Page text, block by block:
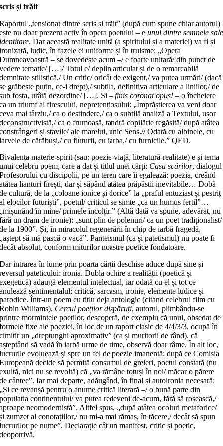
scris și trăit
Raportul „tensionat dintre scris și trăit” (după cum spune chiar autorul)
este nu doar prezent activ în opera poetului – eunul dintre semnele sale
identitare. Dar această realitate unită (a spiritului și a materiei) va fi și
ironizată, ludic, în fazele ei uniforme și în truisme: „Opera
Dumneavoastră – se dovedește acum –/ e foarte unitară/ din punct de
vedere tematic/ […]/ Totul e/ deplin articulat și de o remarcabilă
demnitate stilistică./ Un critic/ oricât de exigent,/ va putea urmări/ (dacă
se grăbește puțin, ce-i drept),/ subtila, definitiva articulare a liniilor,/ de
sub fosta, urâtă dezordine/ […]. Și –finis coronat opus!– o încheiere
ca un triumf al firescului, nepretențiosului: „Împrăștierea va veni doar
ceva mai târziu,/ ca o destindere,/ ca o subtilă analiză a Textului, ușor
deconstructivistă,/ ca o frumoasă, tandră copilărie regăsită/ după atâtea
constrângeri și stavile/ ale marelui, unic Sens.// Odată cu albinele, cu
larvele de cărăbuși,/ cu fluturii, cu iarba,/ cu furnicile.” QED.
Bivalența materie-spirit (sau: poezie-viață, literatură-realitate) e și tema
unui celebru poem, care a dat și titlul unei cărți: Casa scărilor, dialogul
Profesorului cu discipolii, pe un teren care îi egalează: poezia, creând
atâtea lianturi firești, dar și săpând atâtea prăpăstii inevitabile… Dobă
de cultură, de la „coloane ionice și dorice” la „praful entuziast și pestriț
al elocilor futuriști”, poetul/ criticul se simte „ca un humus fertil”…
„mișunând în mine/ primele încolțiri” (Altă dată va spune, adevărat, nu
fără un dram de ironie): „sunt plin de polenuri/ ca un poet tradiționalist/
de la 1900”. Și, în miracolul regenerării în chip de iarbă fragedă,
„aștept să mă pască o vacă”. Panteismul (ca și patetismul) nu poate fi
decât absolut, conform miturilor noastre poetice fondatoare.
Dar intrarea în lume prin poarta cărții deschise aduce după sine și
reversul pateticului: ironia. Dubla ochire a realității (poetică și
exegetică) adaugă elementul intelectual, iar odată cu el și tot ce
anulează sentimentalul: critică, sarcasm, ironie, elemente ludice și
parodice. Într-un poem cu titlu deja antologic (citând celebrul film cu
Robin Williams), Cercul poeților dispăruți, autorul, plimbându-se
printre mormintele poeților, descoperă, de exemplu că unul, obsedat de
formele fixe ale poeziei, în loc de un raport clasic de 4/4/3/3, ocupă în
cimitir un „dreptunghi aproximativ” (ca și muritorii de rând), că
așteptând să vadă în iarbă urme de rime, observă doar râme. În alt loc,
lucrurile evoluează și spre un fel de poezie imanentă: după ce Comisia
Europeană decide să permită consumul de greieri, poetul constată (nu
exultă, nici nu se revoltă) că „va rămâne totuși în noi/ măcar o părere
de cântec”. Iar mai departe, adăugând, în final și autoironia necesară:
„Și ce revanșă pentru o anume critică literară –/ o bună parte din
populația continentului/ va putea redeveni de-acum, fără să roșească,/
aproape neomodernistă”. Altfel spus, „după atâtea ocoluri metaforice/
și zumzet al conotațiilor,/ nu mi-a mai rămas, în tăcere,/ decât să spun
lucrurilor pe nume”. Declarație cât un manifest, critic și poetic,
deopotrivă.